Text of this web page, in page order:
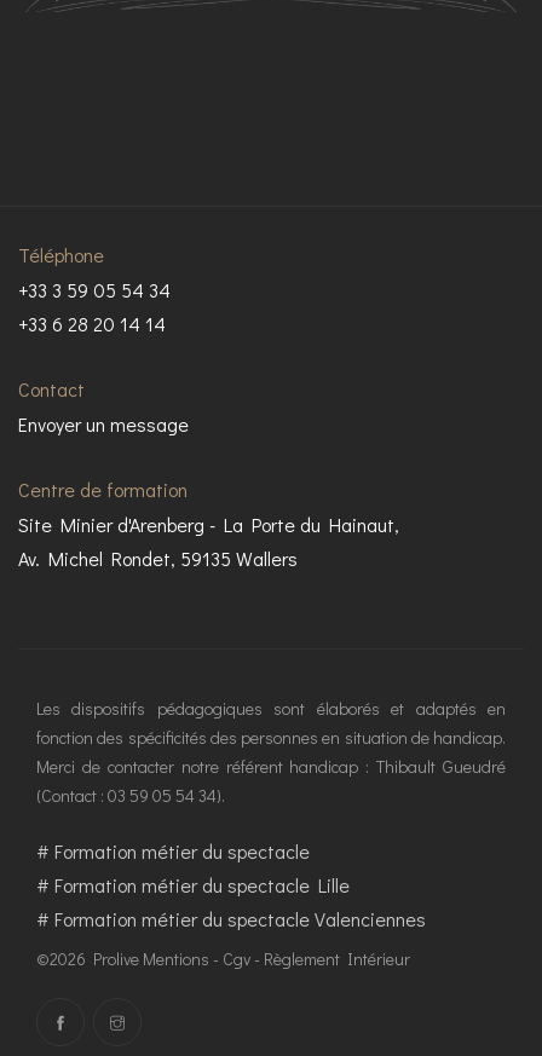
Téléphone
+33 3 59 05 54 34
+33 6 28 20 14 14
Contact
Envoyer un message
Centre de formation
Site Minier d'Arenberg - La Porte du Hainaut,
Av. Michel Rondet, 59135 Wallers
Les dispositifs pédagogiques sont élaborés et adaptés en
fonction des spécificités des personnes en situation de handicap.
Merci de contacter notre référent handicap : Thibault Gueudré
(Contact : 03 59 05 54 34).
# Formation métier du spectacle
# Formation métier du spectacle Lille
# Formation métier du spectacle Valenciennes
©2026 Prolive Mentions - Cgv - Règlement Intérieur